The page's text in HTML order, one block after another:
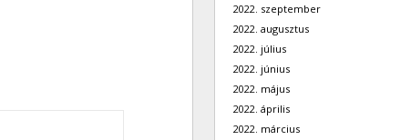
2022. szeptember
2022. augusztus
2022. július
2022. június
2022. május
2022. április
2022. március